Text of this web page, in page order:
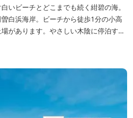
いビーチとどこまでも続く紺碧の海。
白浜海岸。ビーチから徒歩1分の小高
があります。やさしい木陰に停泊する
ナです。 航海の気分高まる
像できないほど広く、くつろぎの空
快適にお過ごしいただけます。甲板の